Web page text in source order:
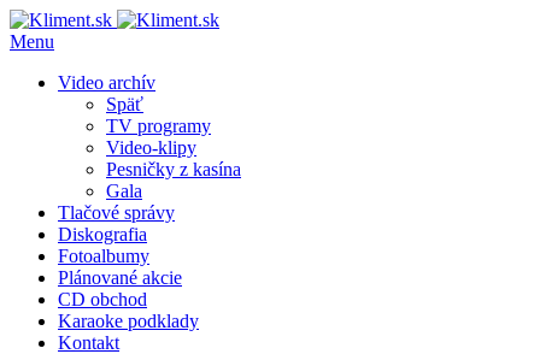
Menu
Video archív
Späť
TV programy
Video-klipy
Pesničky z kasína
Gala
Tlačové správy
Diskografia
Fotoalbumy
Plánované akcie
CD obchod
Karaoke podklady
Kontakt